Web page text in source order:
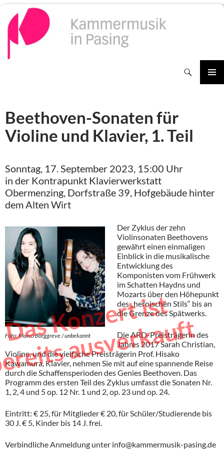
Inhalt
springen
Beethoven-Sonaten für
Violine und Klavier, 1. Teil
Sonntag, 17. September 2023, 15:00 Uhr
in der Kontrapunkt Klavierwerkstatt
Obermenzing, Dorfstraße 39, Hofgebäude hinter
dem Alten Wirt
Foto: Marco Borggreve / unbekannt
Der Zyklus der zehn
Violinsonaten Beethovens
gewährt einen einmaligen
Einblick in die musikalische
Entwicklung des
Komponisten vom Frühwerk
im Schatten Haydns und
Mozarts über den Höhepunkt
des „heroischen Stils“ bis an
die Grenze des Spätwerks.
Die ARD-Preisträgerin des
Jahres 2017 Sarah Christian,
Violine, und die vielfache Preisträgerin Prof. Hisako
Kawamura, Klavier, nehmen Sie mit auf eine spannende Reise
durch die Schaffensperioden des Genies Beethoven. Das
Programm des ersten Teil des Zyklus umfasst die Sonaten Nr.
1, 2, 4 und 5 op. 12 Nr. 1 und 2, op. 23 und op. 24.
D
s
K
o
n
z
e
r
t
i
s
t
b
e
r
e
i
t
s
a
u
s
v
e
r
k
a
u
f
Eintritt: € 25, für Mitglieder € 20, für Schüler/Studierende bis
30 J. € 5, Kinder bis 14 J. frei.
Verbindliche Anmeldung unter info@kammermusik-pasing.de